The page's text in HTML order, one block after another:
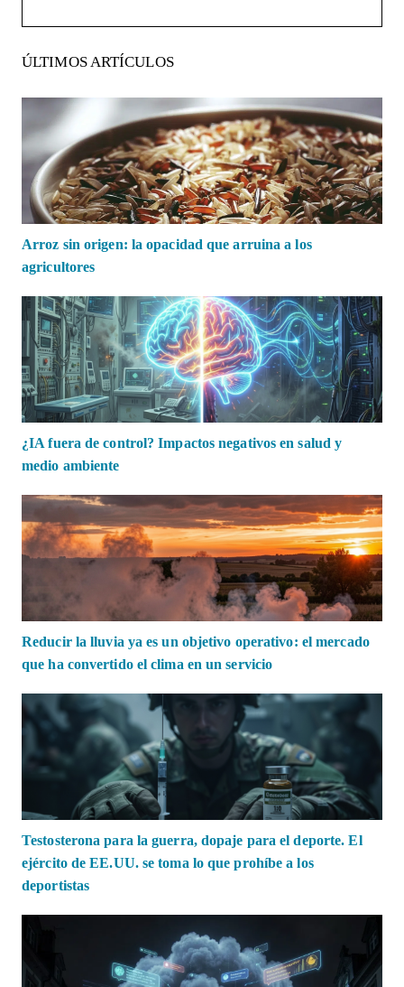
ÚLTIMOS ARTÍCULOS
Arroz sin origen: la opacidad que arruina a los
agricultores
¿IA fuera de control? Impactos negativos en salud y
medio ambiente
Reducir la lluvia ya es un objetivo operativo: el mercado
que ha convertido el clima en un servicio
Testosterona para la guerra, dopaje para el deporte. El
ejército de EE.UU. se toma lo que prohíbe a los
deportistas